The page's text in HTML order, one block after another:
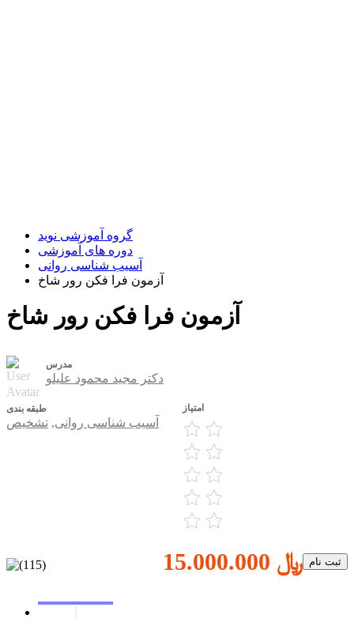
گروه آموزشی نوید
دوره های آموزشی
آسیب شناسی روانی
آزمون فرا فکن رور شاخ
آزمون فرا فکن رور شاخ
مدرس
دکتر مجید محمود علیلو
طبقه بندی
آسیب شناسی روانی, تشخیص
امتیاز
15.000.000 ﷼ ثبت نام